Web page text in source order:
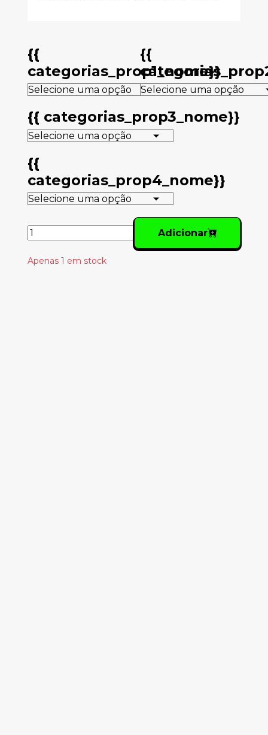
{{
categorias_prop1_nome}}
{{
{{ categorias_prop3_nome}}
{{
categorias_prop4_nome}}
Adicionar
Apenas 1 em stock